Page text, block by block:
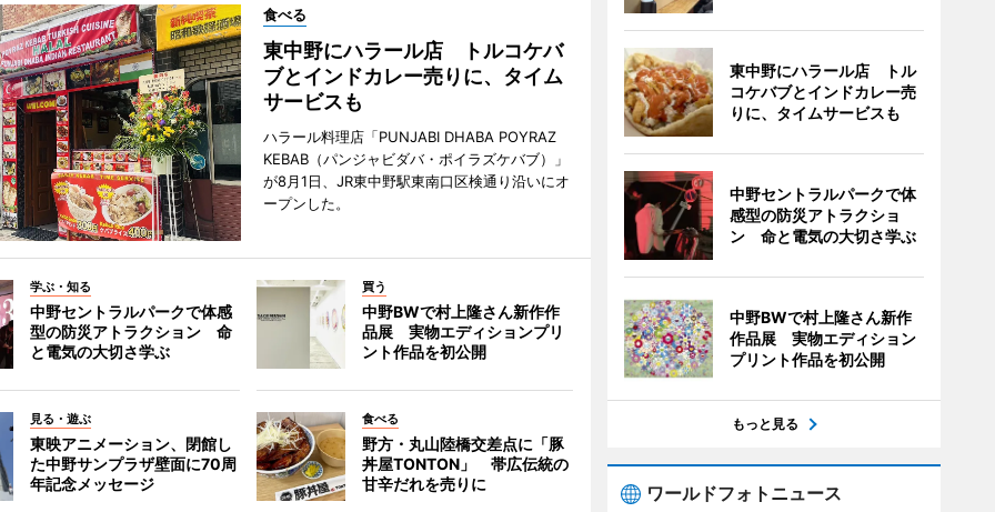
食べる
東中野にハラール店 トルコケバ
ブとインドカレー売りに、タイム
サービスも
ハラール料理店「PUNJABI DHABA POYRAZ
KEBAB（パンジャビダバ・ポイラズケバブ）」
が8月1日、JR東中野駅東南口区検通り沿いにオ
ープンした。
学ぶ・知る
中野セントラルパークで体感
型の防災アトラクション 命
と電気の大切さ学ぶ
買う
中野BWで村上隆さん新作作
品展 実物エディションプリ
ント作品を初公開
見る・遊ぶ
東映アニメーション、閉館し
た中野サンプラザ壁面に70周
年記念メッセージ
食べる
野方・丸山陸橋交差点に「豚
丼屋TONTON」 帯広伝統の
甘辛だれを売りに
東中野にハラール店 トル
コケバブとインドカレー売
りに、タイムサービスも
中野セントラルパークで体
感型の防災アトラクショ
ン 命と電気の大切さ学ぶ
中野BWで村上隆さん新作
作品展 実物エディション
プリント作品を初公開
もっと見る
ワールドフォトニュース